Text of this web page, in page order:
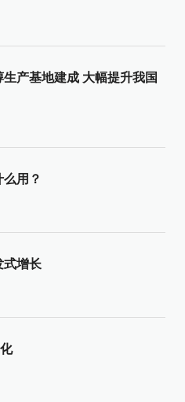
产基地建成 大幅提升我国
么用？
式增长